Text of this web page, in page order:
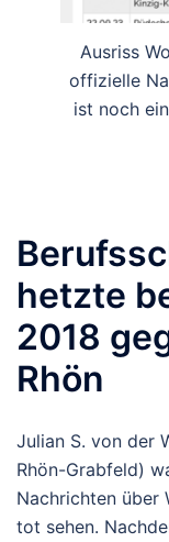
Ausriss
offizielle
ist noch
hetzte
2018
Rhön
Julian S. von der
Rhön-Grabfeld)
Nachrichten über
tot sehen.